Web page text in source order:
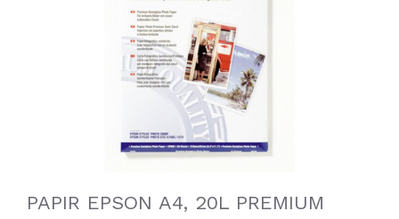
PAPIR EPSON A4, 20L PREMIUM